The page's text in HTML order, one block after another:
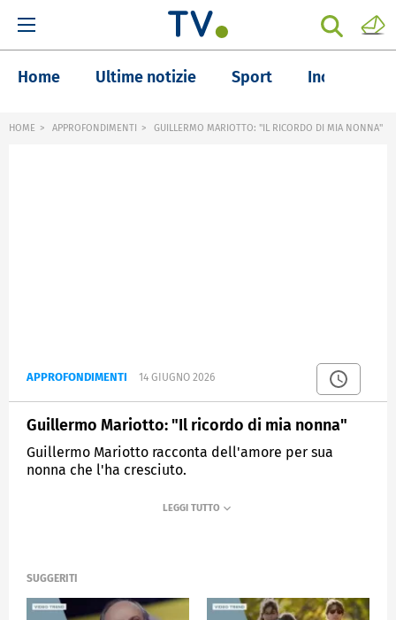
Home Ultime notizie Sport Inchieste
HOME APPROFONDIMENTI GUILLERMO MARIOTTO: "IL RICORDO DI MIA NONNA"
APPROFONDIMENTI 14 GIUGNO 2026
Guillermo Mariotto: "Il ricordo di mia nonna"
Guillermo Mariotto racconta dell'amore per sua
nonna che l'ha cresciuto.
VERISSIMO
SUGGERITI